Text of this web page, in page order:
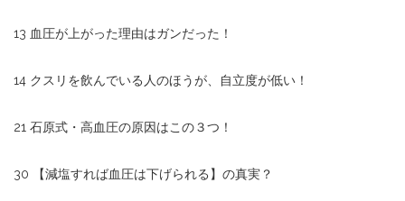
13 血圧が上がった理由はガンだった！
14 クスリを飲んでいる人のほうが、自立度が低い！
21 石原式・高血圧の原因はこの３つ！
30 【減塩すれば血圧は下げられる】の真実？